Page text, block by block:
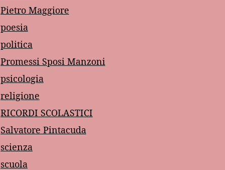
Pietro Maggiore
poesia
politica
Promessi Sposi Manzoni
psicologia
religione
RICORDI SCOLASTICI
Salvatore Pintacuda
scienza
scuola